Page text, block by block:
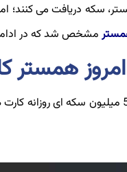
سکه دریافت می کنند؛
مشخص شد که در
همستر کامبت 28
برای دریافت پاداش 5 میلیون